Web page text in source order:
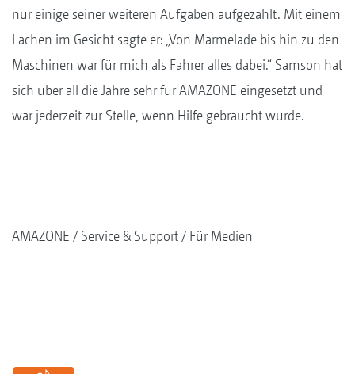
nur einige seiner weiteren Aufgaben aufgezählt. Mit einem
Lachen im Gesicht sagte er: „Von Marmelade bis hin zu den
Maschinen war für mich als Fahrer alles dabei.“ Samson hat
sich über all die Jahre sehr für AMAZONE eingesetzt und
war jederzeit zur Stelle, wenn Hilfe gebraucht wurde.
AMAZONE Service & Support Für Medien